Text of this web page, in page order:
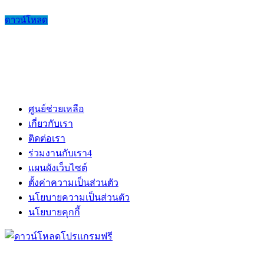
ดาวน์โหลด
ศูนย์ช่วยเหลือ
เกี่ยวกับเรา
ติดต่อเรา
ร่วมงานกับเรา4
แผนผังเว็บไซต์
ตั้งค่าความเป็นส่วนตัว
นโยบายความเป็นส่วนตัว
นโยบายคุกกี้